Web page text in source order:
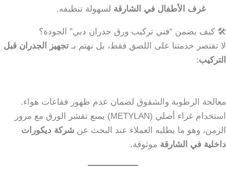
غرف الأطفال في الشارقة لسهولة تنظيفه.
🛠️ كيف يضمن “فني تركيب ورق جدران دبي” الجودة؟
لا تقتصر خدمتنا على اللصق فقط، بل نهتم بـ تجهيز الجدران قبل
التركيب:
معالجة الرطوبة والشقوق لضمان عدم ظهور فقاعات هواء.
استخدام غراء أصلي (METYLAN) يمنع تقشر الورق مع مرور
الزمن، وهو ما يطلبه العملاء عند البحث عن شركة ديكورات
داخلية في الشارقة موثوقة.